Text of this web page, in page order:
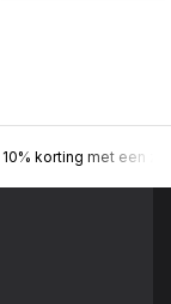
10% korting met een